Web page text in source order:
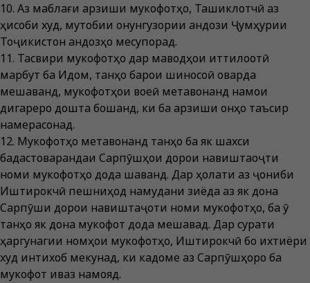
10. Аз маблағи арзиши мукофотҳо, Ташиклотчӣ аз
ҳисоби худ, мутобиқи қонунгузории андози Ҷумҳурии
Тоҷикистон андозҳо месупорад.
11. Тасвири мукофотҳо дар маводҳои иттилоотӣ
марбут ба Иқдом, танҳо барои шиносоӣ оварда
мешаванд, мукофотҳои воқеӣ метавонанд намои
дигареро дошта бошанд, ки ба арзиши онҳо таъсир
намерасонад.
12. Мукофотҳо метавонанд танҳо ба як шахси
бадастоварандаи Сарпӯшҳои дорои навиштаоҷти
номи мукофотҳо дода шаванд. Дар ҳолати аз ҷониби
Иштирокчӣ пешниҳод намудани зиёда аз як дона
Сарпӯши дорои навиштаҷоти номи мукофотҳо, ба ӯ
танҳо як дона мукофот дода мешавад. Дар сурати
ҳаргунагии номҳои мукофотҳо, Иштирокчӣ бо ихтиёри
худ интихоб мекунад, ки кадоме аз Сарпӯшҳоро ба
мукофот иваз намояд.